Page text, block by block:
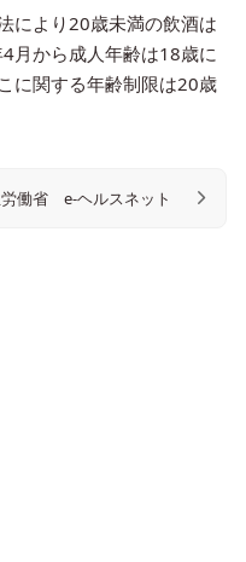
により20歳未満の飲酒は
月から成人年齢は18歳に
に関する年齢制限は20歳
働省 e-ヘルスネット